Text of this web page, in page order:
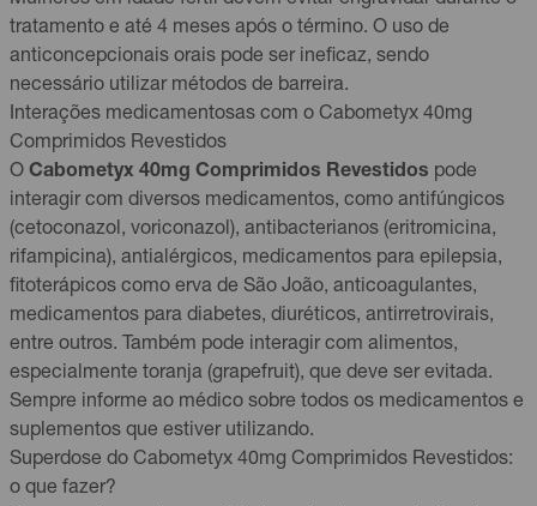
tratamento e até 4 meses após o término. O uso de
anticoncepcionais orais pode ser ineficaz, sendo
necessário utilizar métodos de barreira.
Interações medicamentosas com o Cabometyx 40mg
Comprimidos Revestidos
O Cabometyx 40mg Comprimidos Revestidos pode
interagir com diversos medicamentos, como antifúngicos
(cetoconazol, voriconazol), antibacterianos (eritromicina,
rifampicina), antialérgicos, medicamentos para epilepsia,
fitoterápicos como erva de São João, anticoagulantes,
medicamentos para diabetes, diuréticos, antirretrovirais,
entre outros. Também pode interagir com alimentos,
especialmente toranja (grapefruit), que deve ser evitada.
Sempre informe ao médico sobre todos os medicamentos e
suplementos que estiver utilizando.
Superdose do Cabometyx 40mg Comprimidos Revestidos:
o que fazer?